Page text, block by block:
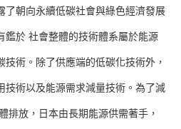
了朝向永續低碳社會與綠色經濟發展
鑑於 社會整體的技術體系屬於能源
術。除了供應端的低碳化技術外，
技術以及能源需求減量技術。為了減
排放，日本由長期能源供需著手，